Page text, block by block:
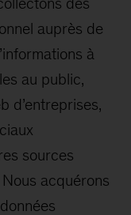
auprès de
à
au public,
d’entreprises,
sources
acquérons